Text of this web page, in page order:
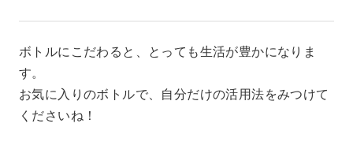
ボトルにこだわると、とっても生活が豊かになりま
す。
お気に入りのボトルで、自分だけの活用法をみつけて
くださいね！